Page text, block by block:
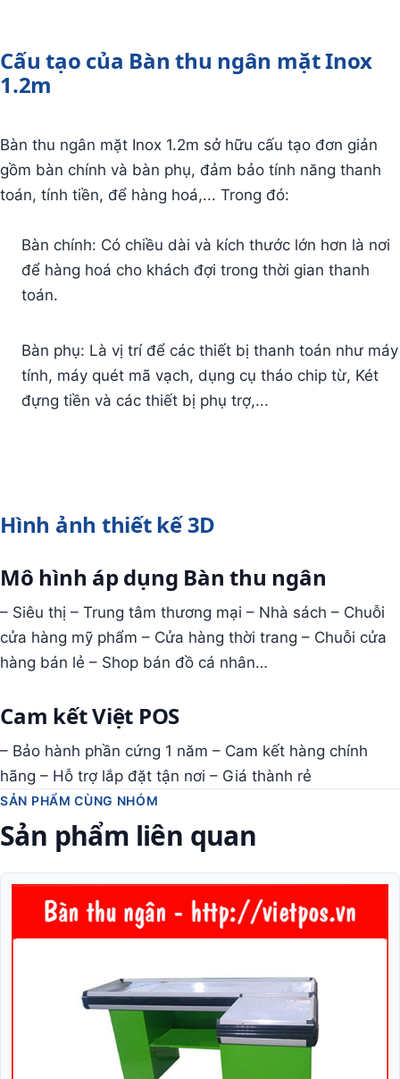
Cấu tạo của Bàn thu ngân mặt Inox
1.2m
Bàn thu ngân mặt Inox 1.2m sở hữu cấu tạo đơn giản
gồm bàn chính và bàn phụ, đảm bảo tính năng thanh
toán, tính tiền, để hàng hoá,... Trong đó:
Bàn chính: Có chiều dài và kích thước lớn hơn là nơi
để hàng hoá cho khách đợi trong thời gian thanh
toán.
Bàn phụ: Là vị trí để các thiết bị thanh toán như máy
tính, máy quét mã vạch, dụng cụ tháo chip từ, Két
đựng tiền và các thiết bị phụ trợ,...
Hình ảnh thiết kế 3D
Mô hình áp dụng Bàn thu ngân
– Siêu thị – Trung tâm thương mại – Nhà sách – Chuỗi
cửa hàng mỹ phẩm – Cửa hàng thời trang – Chuỗi cửa
hàng bán lẻ – Shop bán đồ cá nhân…
Cam kết Việt POS
– Bảo hành phần cứng 1 năm – Cam kết hàng chính
hãng – Hỗ trợ lắp đặt tận nơi – Giá thành rẻ
SẢN PHẨM CÙNG NHÓM
Sản phẩm liên quan